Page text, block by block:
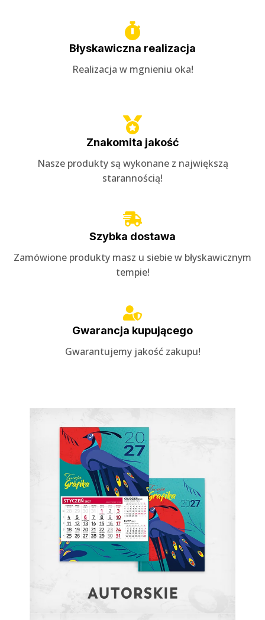
Błyskawiczna realizacja
Realizacja w mgnieniu oka!
Znakomita jakość
Nasze produkty są wykonane z największą
starannością!
Szybka dostawa
Zamówione produkty masz u siebie w błyskawicznym
tempie!
Gwarancja kupującego
Gwarantujemy jakość zakupu!